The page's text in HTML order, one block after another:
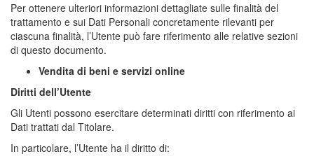
Per ottenere ulteriori informazioni dettagliate sulle finalità del
trattamento e sui Dati Personali concretamente rilevanti per
ciascuna finalità, l’Utente può fare riferimento alle relative sezioni
di questo documento.
Vendita di beni e servizi online
Diritti dell’Utente
Gli Utenti possono esercitare determinati diritti con riferimento ai
Dati trattati dal Titolare.
In particolare, l’Utente ha il diritto di: